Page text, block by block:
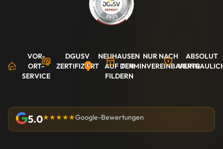
VOR-
ORT-
SERVICE
DGUSV
ZERTIFIZIERT
NEUHAUSEN
AUF DEN
FILDERN
NUR NACH
TERMINVEREINBARUNG
ABSOLUT
5.0★★★★★Google-Bewertungen